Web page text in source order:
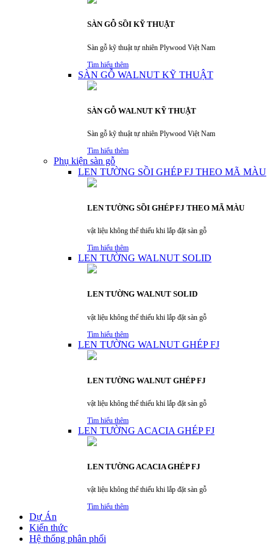
SÀN GỖ SỒI KỸ THUẬT
Sàn gỗ kỹ thuật tự nhiên Plywood Việt Nam
Tìm hiểu thêm
SÀN GỖ WALNUT KỸ THUẬT
SÀN GỖ WALNUT KỸ THUẬT
Sàn gỗ kỹ thuật tự nhiên Plywood Việt Nam
Tìm hiểu thêm
Phụ kiện sàn gỗ
LEN TƯỜNG SỒI GHÉP FJ THEO MÃ MÀU
LEN TƯỜNG SỒI GHÉP FJ THEO MÃ MÀU
vật liệu không thể thiếu khi lắp đặt sàn gỗ
Tìm hiểu thêm
LEN TƯỜNG WALNUT SOLID
LEN TƯỜNG WALNUT SOLID
vật liệu không thể thiếu khi lắp đặt sàn gỗ
Tìm hiểu thêm
LEN TƯỜNG WALNUT GHÉP FJ
LEN TƯỜNG WALNUT GHÉP FJ
vật liệu không thể thiếu khi lắp đặt sàn gỗ
Tìm hiểu thêm
LEN TƯỜNG ACACIA GHÉP FJ
LEN TƯỜNG ACACIA GHÉP FJ
vật liệu không thể thiếu khi lắp đặt sàn gỗ
Tìm hiểu thêm
Dự Án
Kiến thức
Hệ thống phân phối